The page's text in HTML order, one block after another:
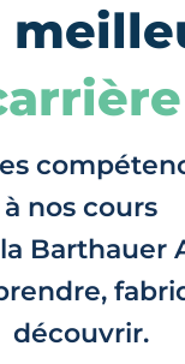
à nos cours
Barthauer
découvrir.